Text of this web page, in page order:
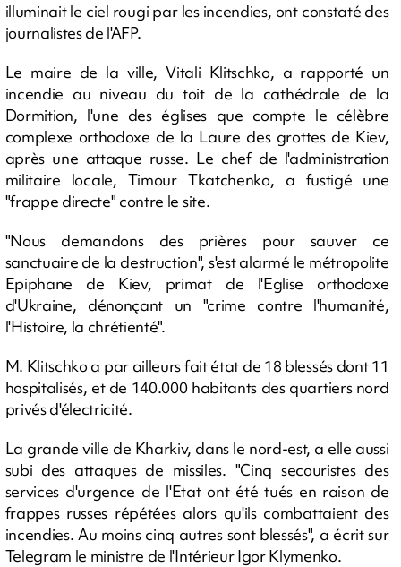
illuminait le ciel rougi par les incendies, ont constaté des
journalistes de l'AFP.
Le maire de la ville, Vitali Klitschko, a rapporté un
incendie au niveau du toit de la cathédrale de la
Dormition, l'une des églises que compte le célèbre
complexe orthodoxe de la Laure des grottes de Kiev,
après une attaque russe. Le chef de l'administration
militaire locale, Timour Tkatchenko, a fustigé une
"frappe directe" contre le site.
"Nous demandons des prières pour sauver ce
sanctuaire de la destruction", s'est alarmé le métropolite
Epiphane de Kiev, primat de l'Eglise orthodoxe
d'Ukraine, dénonçant un "crime contre l'humanité,
l'Histoire, la chrétienté".
M. Klitschko a par ailleurs fait état de 18 blessés dont 11
hospitalisés, et de 140.000 habitants des quartiers nord
privés d'électricité.
La grande ville de Kharkiv, dans le nord-est, a elle aussi
subi des attaques de missiles. "Cinq secouristes des
services d'urgence de l'Etat ont été tués en raison de
frappes russes répétées alors qu'ils combattaient des
incendies. Au moins cinq autres sont blessés", a écrit sur
Telegram le ministre de l'Intérieur Igor Klymenko.